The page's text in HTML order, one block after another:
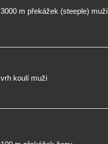
3000 m překážek (steeple) muži
vrh koulí muži